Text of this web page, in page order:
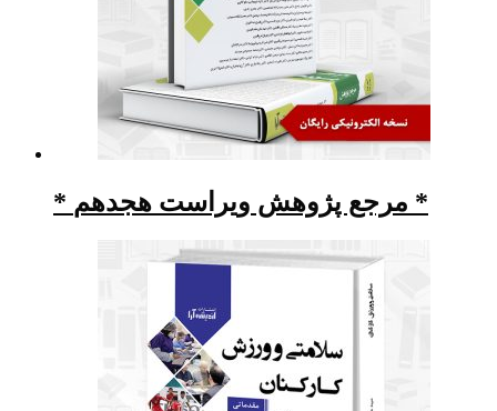
* مرجع پژوهش ویراست هجدهم *